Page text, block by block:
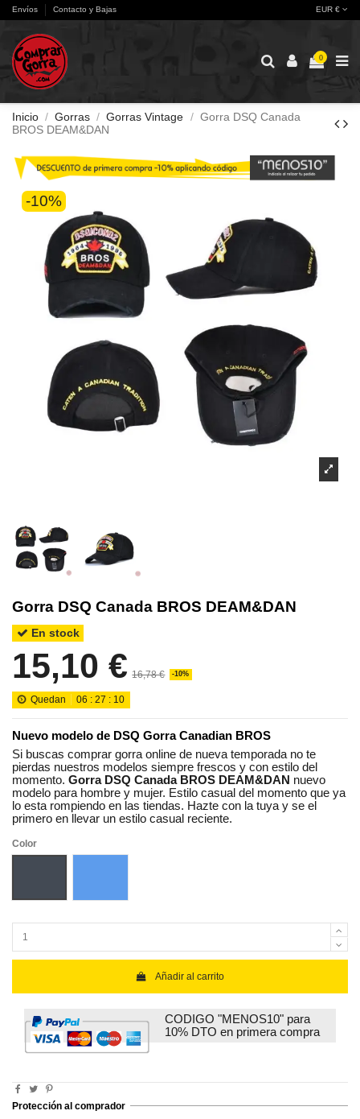
Envíos Contacto y Bajas EUR €
0
Inicio Gorras Gorras Vintage
Gorra DSQ Canada
BROS DEAM&DAN
-10%
Gorra DSQ Canada BROS DEAM&DAN
En stock
15,10 € 16,78 € -10%
Quedan 06 :27 : 10
Nuevo modelo de DSQ Gorra Canadian BROS
Si buscas comprar gorra online de nueva temporada no te
pierdas nuestros modelos siempre frescos y con estilo del
momento. Gorra DSQ Canada BROS DEAM&DAN nuevo
modelo para hombre y mujer. Estilo casual del momento que ya
lo esta rompiendo en las tiendas. Hazte con la tuya y se el
primero en llevar un estilo casual reciente.
Color
Añadir al carrito
CODIGO "MENOS10" para
10% DTO en primera compra
Protección al comprador